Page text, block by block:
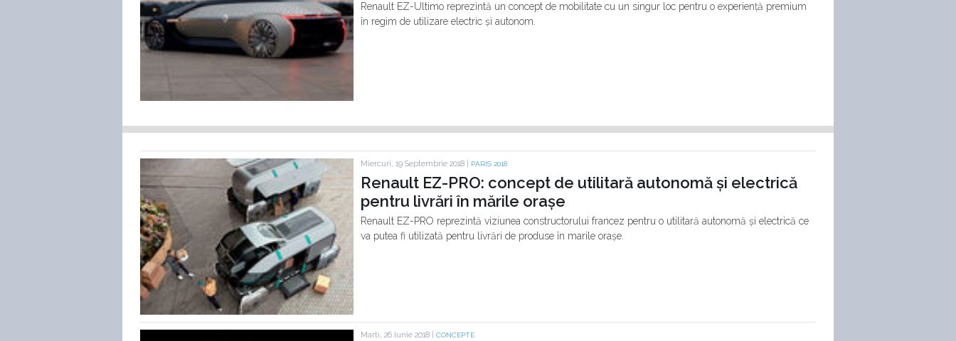
Renault EZ-Ultimo reprezintă un concept de mobilitate cu un singur loc pentru o experiență premium
în regim de utilizare electric și autonom.
Miercuri, 19 Septembrie 2018 | PARIS 2018
Renault EZ-PRO: concept de utilitară autonomă și electrică
pentru livrări în mările orașe
Renault EZ-PRO reprezintă viziunea constructorului francez pentru o utilitară autonomă și electrică ce
va putea fi utilizată pentru livrări de produse în marile orașe.
Marti, 26 Iunie 2018 | CONCEPTE